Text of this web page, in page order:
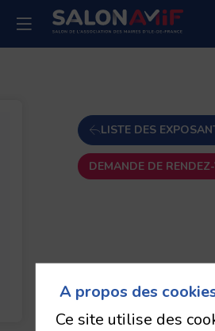
LISTE DES
DEMANDE DE
A propos des
Ce site utilise des